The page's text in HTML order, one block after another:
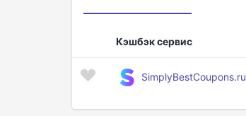
Кэшбэк сервис
SimplyBestCoupons.ru